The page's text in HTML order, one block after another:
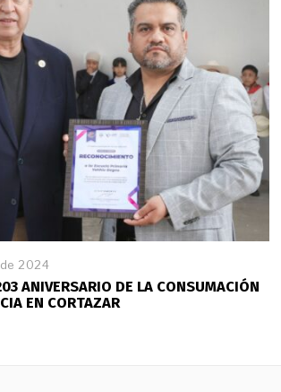
2024
ANIVERSARIO DE LA CONSUMACIÓN
EN CORTAZAR